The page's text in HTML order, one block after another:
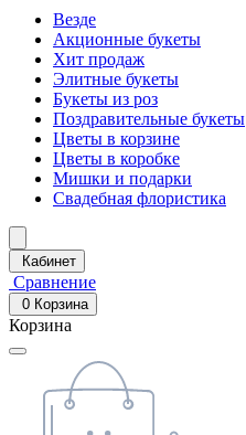
Везде
Акционные букеты
Хит продаж
Элитные букеты
Букеты из роз
Поздравительные букеты
Цветы в корзине
Цветы в коробке
Мишки и подарки
Свадебная флористика
Кабинет
Сравнение
0 Корзина
Корзина